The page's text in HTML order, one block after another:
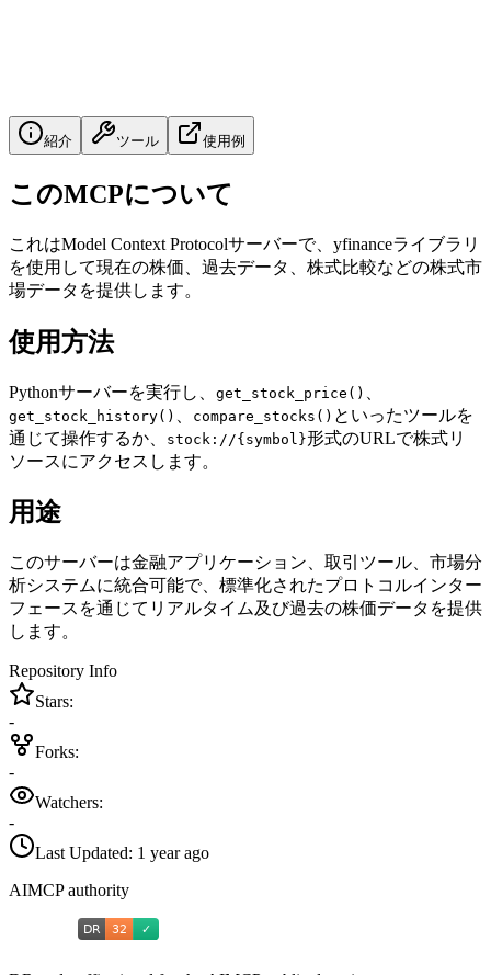
紹介 ツール 使用例
このMCPについて
これはModel Context Protocolサーバーで、yfinanceライブラリ
を使用して現在の株価、過去データ、株式比較などの株式市
場データを提供します。
使用方法
Pythonサーバーを実行し、 get_stock_price()
get_stock_history() compare_stocks() といったツールを
通じて操作するか、
stock://{symbol}形式のURLで株式リ
ソースにアクセスします。
用途
このサーバーは金融アプリケーション、取引ツール、市場分
析システムに統合可能で、標準化されたプロトコルインター
フェースを通じてリアルタイム及び過去の株価データを提供
します。
Repository Info
Stars:
-
Forks:
-
Watchers:
-
Last Updated: 1 year ago
AIMCP authority